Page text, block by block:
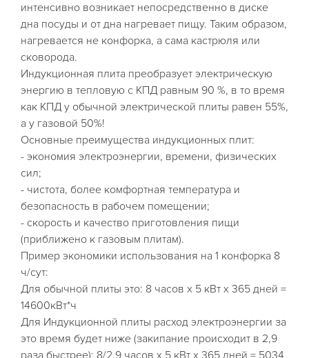
интенсивно возникает непосредственно в диске
дна посуды и от дна нагревает пищу. Таким образом,
нагревается не конфорка, а сама кастрюля или
сковорода.
Индукционная плита преобразует электрическую
энергию в тепловую с КПД равным 90 %, в то время
как КПД у обычной электрической плиты равен 55%,
а у газовой 50%!
Основные преимущества индукционных плит:
- экономия электроэнергии, времени, физических
сил;
- чистота, более комфортная температура и
безопасность в рабочем помещении;
- скорость и качество приготовления пищи
(приближено к газовым плитам).
Пример экономики использования на 1 конфорка 8
ч/сут:
Для обычной плиты это: 8 часов х 5 кВт х 365 дней =
14600кВт*ч
Для Индукционной плиты расход электроэнергии за
это время будет ниже (закипание происходит в 2,9
раза быстрее): 8/2,9 часов х 5 кВт х 365 дней = 5034